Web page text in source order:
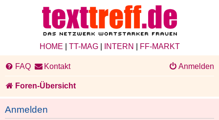
HOME TT-MAG| INTERN FF-MARKT
FAQ Kontakt Anmelden
Foren-Übersicht
Anmelden